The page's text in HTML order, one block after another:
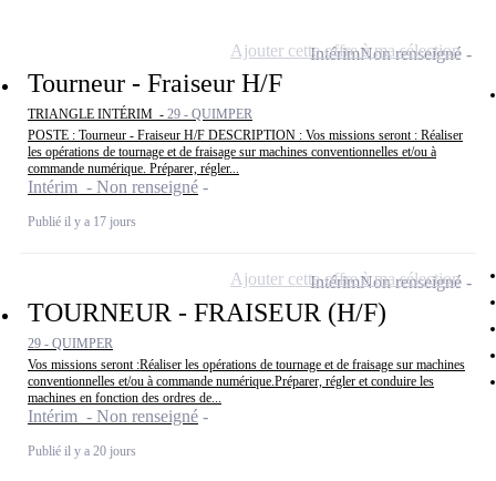
Tourneur - Fraiseur H/F
TRIANGLE INTÉRIM - 29 - QUIMPER
POSTE : Tourneur - Fraiseur H/F DESCRIPTION : Vos missions seront : Réaliser
les opérations de tournage et de fraisage sur machines conventionnelles et/ou à
commande numérique. Préparer, régler...
Intérim - Non renseigné
Publié il y a 17 jours
IntérimNon renseigné
Ajouter cette offre à ma sélection
TOURNEUR - FRAISEUR (H/F)
29 - QUIMPER
Vos missions seront :Réaliser les opérations de tournage et de fraisage sur machines
conventionnelles et/ou à commande numérique.Préparer, régler et conduire les
machines en fonction des ordres de...
Intérim - Non renseigné
Publié il y a 20 jours
IntérimNon renseigné
Ajouter cette offre à ma sélection